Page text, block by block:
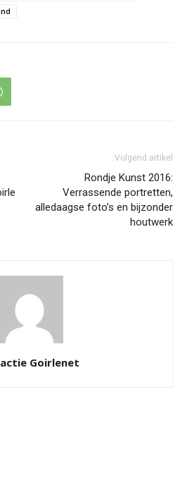
Volgend artikel
Rondje Kunst 2016:
Verrassende portretten,
alledaagse foto’s en bijzonder
houtwerk
Goirlenet